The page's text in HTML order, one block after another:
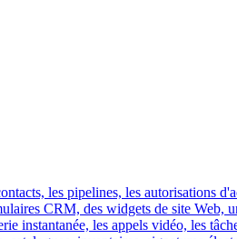
les pipelines, les autorisations
CRM, des widgets de site Web,
instantanée, les appels vidéo, les